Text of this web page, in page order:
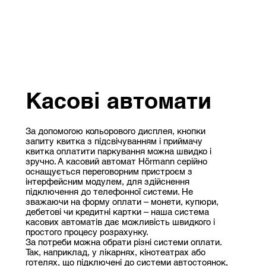
Касові автомати
За допомогою кольорового дисплея, кнопки
запиту квитка з підсвічуванням і приймачу
квитка оплатити паркування можна швидко і
зручно. А касовий автомат Hörmann серійно
оснащується переговорним пристроєм з
інтерфейсним модулем, для здійснення
підключення до телефонної системи. Не
зважаючи на форму оплати – монети, купюри,
дебетові чи кредитні картки – наша система
касових автоматів дає можливість швидкого і
простого процесу розрахунку.
За потреби можна обрати різні системи оплати.
Так, наприклад, у лікарнях, кінотеатрах або
готелях, що підключені до системи автостоянок,